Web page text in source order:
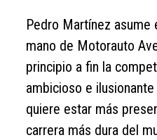
Pedro Martínez asume
mano de Motorauto
principio a fin la
ambicioso e
quiere estar más
carrera más dura del